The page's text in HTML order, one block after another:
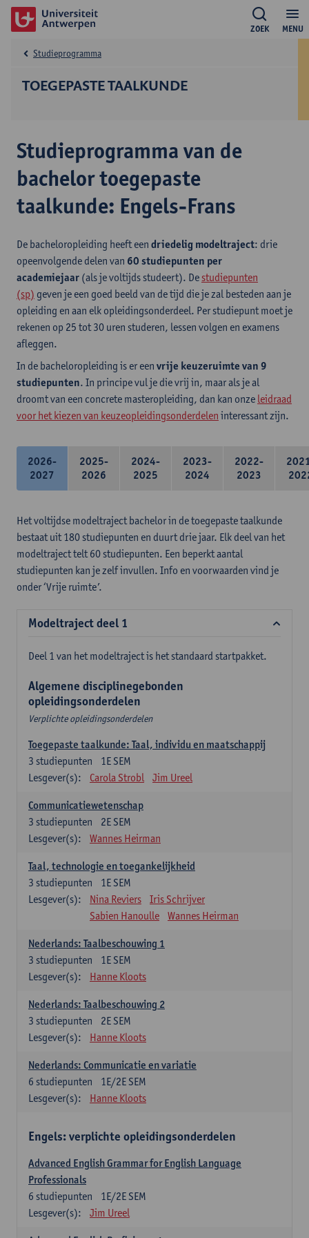
MENU
ZOEK
TOEGEPASTE TAALKUNDE
Studieprogramma
Studieprogramma van de
bachelor toegepaste
taalkunde: Engels-Frans
De bacheloropleiding heeft een driedelig modeltraject: drie
opeenvolgende delen van 60 studiepunten per
academiejaar (als je voltijds studeert). De studiepunten
(sp) geven je een goed beeld van de tijd die je zal besteden aan je
opleiding en aan elk opleidingsonderdeel. Per studiepunt moet je
rekenen op 25 tot 30 uren studeren, lessen volgen en examens
afleggen.
In de bacheloropleiding is er een vrije keuzeruimte van 9
studiepunten. In principe vul je die vrij in, maar als je al
droomt van een concrete masteropleiding, dan kan onze leidraad
voor het kiezen van keuzeopleidingsonderdelen interessant zijn.
2026-
2027
2025-
2026
2024-
2025
2023-
2024
2022-
2023
Het voltijdse modeltraject bachelor in de toegepaste taalkunde
bestaat uit 180 studiepunten en duurt drie jaar. Elk deel van het
modeltraject telt 60 studiepunten. Een beperkt aantal
studiepunten kan je zelf invullen. Info en voorwaarden vind je
onder ‘Vrije ruimte’.
Modeltraject deel 1
Deel 1 van het modeltraject is het standaard startpakket.
Algemene disciplinegebonden
opleidingsonderdelen
Verplichte opleidingsonderdelen
Toegepaste taalkunde: Taal, individu en maatschappij
1E SEM
3 studiepunten
Lesgever(s):
Carola Strobl Jim Ureel
Communicatiewetenschap
2E SEM
3 studiepunten
Lesgever(s):
Wannes Heirman
Taal, technologie en toegankelijkheid
1E SEM
3 studiepunten
Lesgever(s):
Nina Reviers
Iris Schrijver
Sabien Hanoulle
Wannes Heirman
Nederlands: Taalbeschouwing 1
1E SEM
3 studiepunten
Lesgever(s):
Hanne Kloots
Nederlands: Taalbeschouwing 2
2E SEM
3 studiepunten
Lesgever(s):
Hanne Kloots
Nederlands: Communicatie en variatie
1E/2E SEM
6 studiepunten
Lesgever(s):
Hanne Kloots
Engels: verplichte opleidingsonderdelen
Advanced English Grammar for English Language
Professionals
1E/2E SEM
6 studiepunten
Lesgever(s):
Jim Ureel